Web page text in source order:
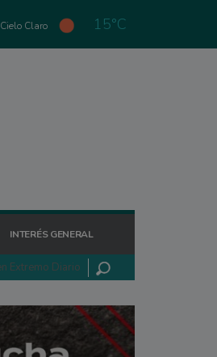
Cielo Claro 15°C
INTERÉS GENERAL